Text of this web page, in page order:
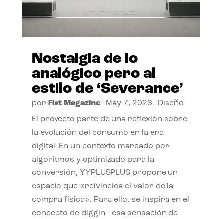
Nostalgia de lo
analógico pero al
estilo de ‘Severance’
por Flat Magazine| May 7, 2026 Diseño
El proyecto parte de una reflexión sobre
la evolución del consumo en la era
digital. En un contexto marcado por
algoritmos y optimizado para la
conversión, YYPLUSPLUS propone un
espacio que «reivindica el valor de la
compra física». Para ello, se inspira en el
concepto de diggin –esa sensación de